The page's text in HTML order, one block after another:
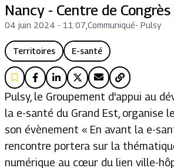
Nancy - Centre de
04 juin 2024 - 11:07 Communiqué- Pulsy
Territoires E-santé
Pulsy, le Groupement d'appui au
la e-santé du Grand Est, organise
son évènement « En avant la e-
rencontre portera sur la
numérique au cœur du lien ville-